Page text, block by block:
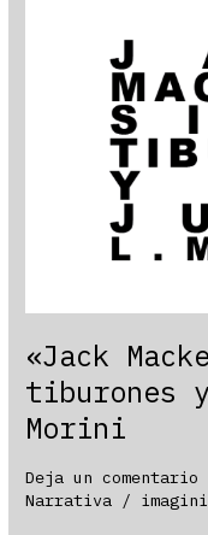
«Jack
tiburones
Morini
Deja un comentario
Narrativa /